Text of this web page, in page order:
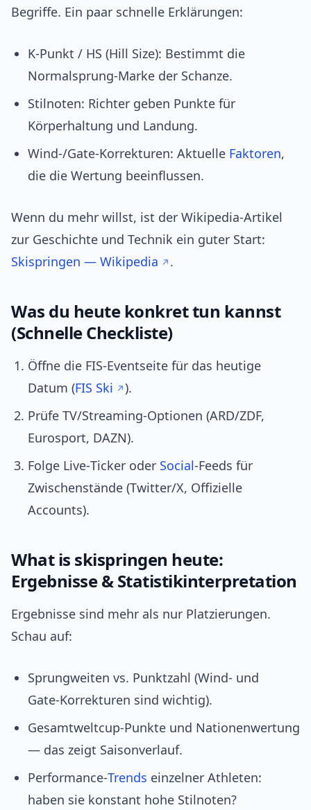
Begriffe. Ein paar schnelle Erklärungen:
K‐Punkt / HS (Hill Size): Bestimmt die
Normalsprung‑Marke der Schanze.
Stilnoten: Richter geben Punkte für
Körperhaltung und Landung.
Wind‑/Gate‑Korrekturen: Aktuelle Faktoren,
die die Wertung beeinflussen.
Wenn du mehr willst, ist der Wikipedia‑Artikel
zur Geschichte und Technik ein guter Start:
Skispringen — Wikipedia
.
Was du heute konkret tun kannst
(Schnelle Checkliste)
Öffne die FIS‑Eventseite für das heutige
Datum (FIS Ski
).
Prüfe TV/Streaming‑Optionen (ARD/ZDF,
Eurosport, DAZN).
Folge Live‑Ticker oder Social‑Feeds für
Zwischenstände (Twitter/X, Offizielle
Accounts).
What is skispringen heute:
Ergebnisse & Statistikinterpretation
Ergebnisse sind mehr als nur Platzierungen.
Schau auf:
Sprungweiten vs. Punktzahl (Wind‑ und
Gate‑Korrekturen sind wichtig).
Gesamtweltcup‑Punkte und Nationenwertung
— das zeigt Saisonverlauf.
Performance‑Trends einzelner Athleten:
haben sie konstant hohe Stilnoten?